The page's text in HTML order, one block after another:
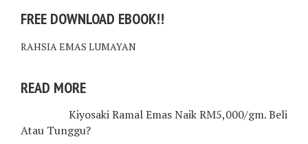
FREE DOWNLOAD EBOOK!!
RAHSIA EMAS LUMAYAN
READ MORE
Kiyosaki Ramal Emas Naik RM5,000/gm. Beli
Atau Tunggu?